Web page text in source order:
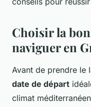
Choisir la
naviguer en
Avant de prendre le
date de départ
climat